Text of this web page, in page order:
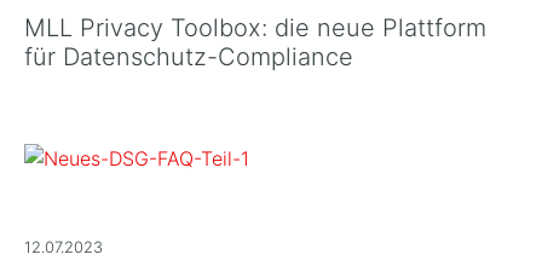
MLL Privacy Toolbox: die neue Plattform
für Datenschutz-Compliance
12.07.2023